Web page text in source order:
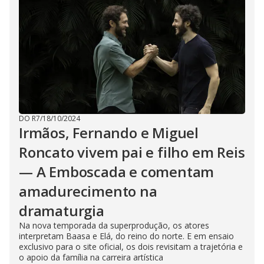
DO R7/18/10/2024
Irmãos, Fernando e Miguel
Roncato vivem pai e filho em Reis
— A Emboscada e comentam
amadurecimento na
dramaturgia
Na nova temporada da superprodução, os atores
interpretam Baasa e Elá, do reino do norte. E em ensaio
exclusivo para o site oficial, os dois revisitam a trajetória e
o apoio da família na carreira artística